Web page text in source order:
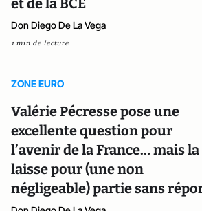
et de la BCE
Don Diego De La Vega
1 min de lecture
ZONE EURO
Valérie Pécresse pose une
excellente question pour
l’avenir de la France… mais la
laisse pour (une non
négligeable) partie sans